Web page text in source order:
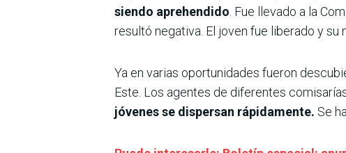
siendo aprehendido . Fue llevado a la
resultó negativa. El joven fue liberado y su
Ya en varias oportunidades fueron
Este. Los agentes de diferentes
jóvenes se dispersan rápidamente. Se